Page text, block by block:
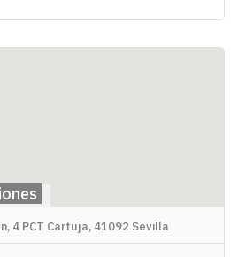
4 PCT Cartuja, 41092 Sevilla